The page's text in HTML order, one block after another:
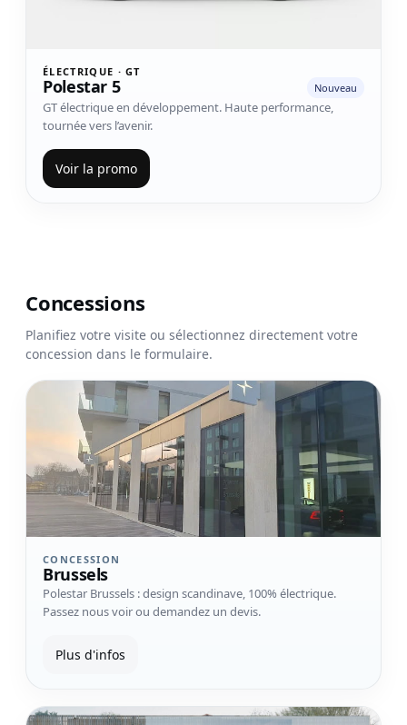
ÉLECTRIQUE · GT
Polestar 5 Nouveau
GT électrique en développement. Haute performance,
tournée vers l’avenir.
Voir la promo
Concessions
Planifiez votre visite ou sélectionnez directement votre
concession dans le formulaire.
Voir la concession Brussels
CONCESSION
Brussels
Polestar Brussels : design scandinave, 100% électrique.
Passez nous voir ou demandez un devis.
Plus d'infos
Voir la concession Brussels South